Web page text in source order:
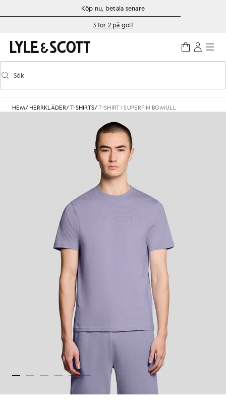
Gå direkt till huvudinnehållet
Information om tillgänglighetKöp nu, betala senare
3 för 2 på golf
Aktivera/inaktivera prediktiv sökning
Sök
HEM/ HERRKLÄDER/T-SHIRTS/T-SHIRT I SUPERFIN BOMULL